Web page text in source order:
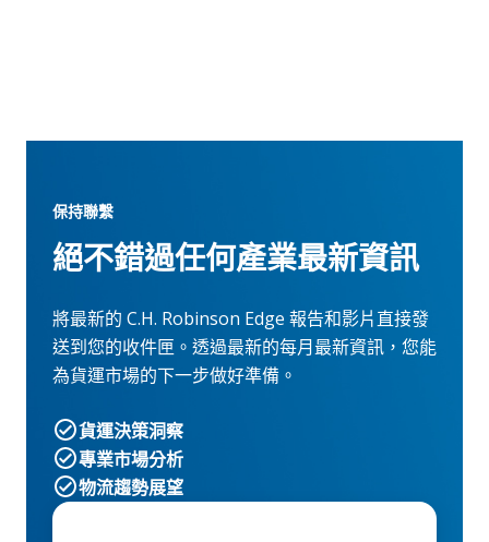
保持聯繫
絕不錯過任何產業最新資訊
將最新的 C.H. Robinson Edge 報告和影片直接發
送到您的收件匣。透過最新的每月最新資訊，您能
為貨運市場的下一步做好準備。
貨運決策洞察
專業市場分析
物流趨勢展望